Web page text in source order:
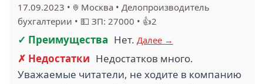
17.09.2023 • Москва • Делопроизводитель
бухгалтерии • 💵 ЗП: 27000 • 👍2
✓ Преимущества Нет. Далее →
✗ Недостатки Недостатков много.
Уважаемые читатели, не ходите в компанию